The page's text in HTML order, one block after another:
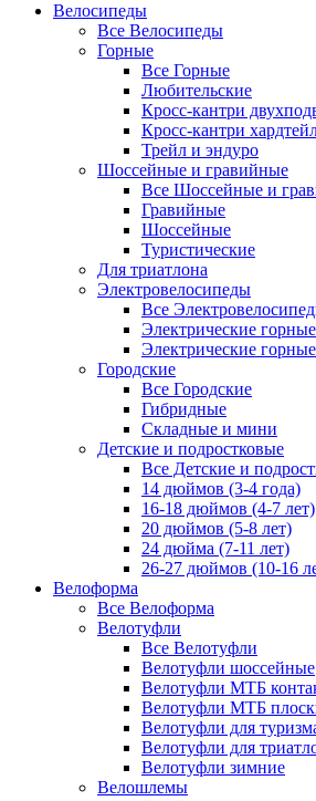
Велосипеды
Все Велосипеды
Горные
Все Горные
Любительские
Кросс-кантри
Кросс-кантри
Трейл и эндуро
Шоссейные и гравийные
Все Шоссейные и
Гравийные
Шоссейные
Туристические
Для триатлона
Электровелосипеды
Все
Электрические
Электрические
Городские
Все Городские
Гибридные
Складные и мини
Детские и подростковые
Все Детские и
14 дюймов (3-4 года)
16-18 дюймов (4-7 лет)
20 дюймов (5-8 лет)
24 дюйма (7-11 лет)
26-27 дюймов (10-16
Велоформа
Все Велоформа
Велотуфли
Все Велотуфли
Велотуфли шоссейные
Велотуфли МТБ
Велотуфли МТБ
Велотуфли для
Велотуфли для
Велотуфли зимние
Велошлемы